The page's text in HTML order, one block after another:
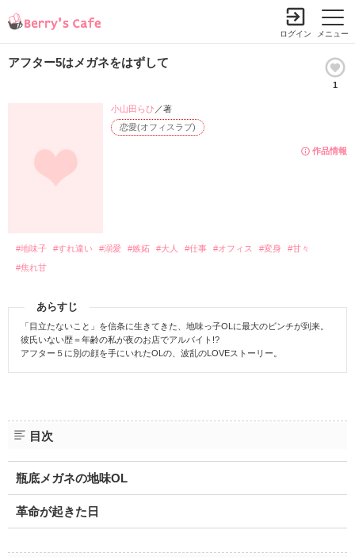
メニュー
ログイン
アフター5はメガネをはずして
1
作品情報
恋愛(オフィスラブ)
小山田らひ ／著
#地味子 #すれ違い #溺愛 #嫉妬 #大人 #仕事 #オフィス #変身
#甘々
#焦れ甘
あらすじ
「目立たないこと」を信条に生きてきた、地味っ子OLに最大のビンチが到来。
彼氏いない歴＝年齢の私が夜のお店でアルバイト!?
アフター５に別の顔を手にいれたOLの、波乱のLOVEストーリー。
目次
瓶底メガネの地味OL
革命が起きた日